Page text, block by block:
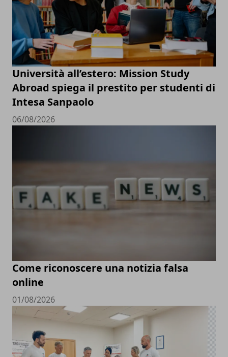
Università all’estero: Mission Study
Abroad spiega il prestito per studenti di
Intesa Sanpaolo
06/08/2026
Come riconoscere una notizia falsa
online
01/08/2026